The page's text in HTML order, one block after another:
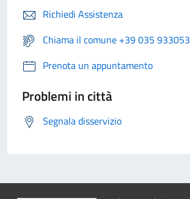
Richiedi Assistenza
Chiama il comune +39 035 933053
Prenota un appuntamento
Problemi in città
Segnala disservizio